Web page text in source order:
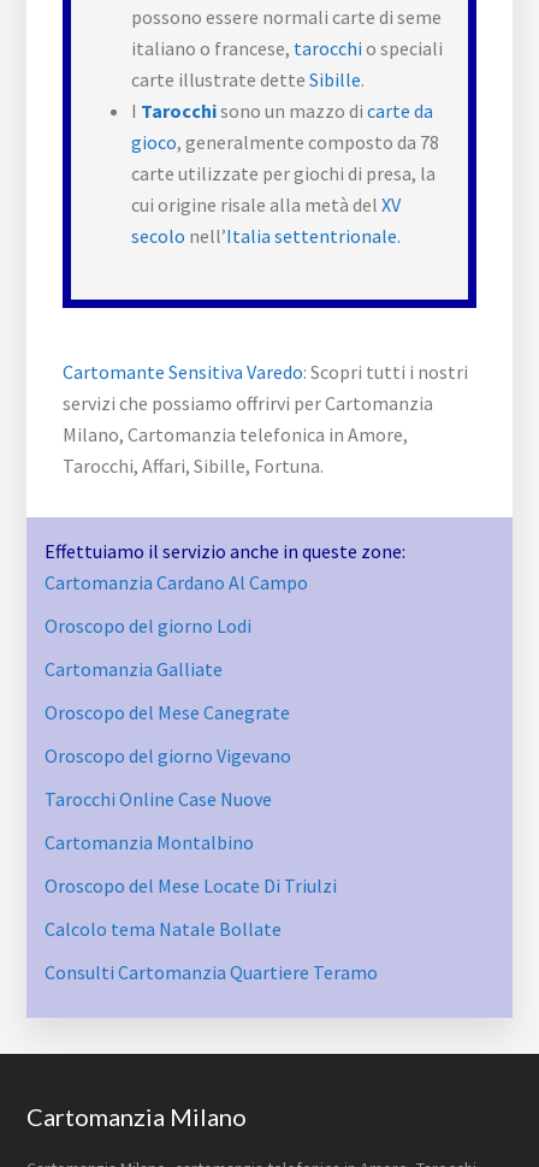
possono essere normali carte di seme
italiano o francese, tarocchi o speciali
carte illustrate detteSibille.
I Tarocchisono un mazzo dicarte da
gioco, generalmente composto da 78
carte utilizzate per giochi di presa, la
cui origine risale alla metà delXV
secolo nell’Italia settentrionale.
Cartomante Sensitiva Varedo: Scopri tutti i nostri
servizi che possiamo offrirvi per Cartomanzia
Milano, Cartomanzia telefonica in Amore,
Tarocchi, Affari, Sibille, Fortuna.
Effettuiamo il servizio anche in queste zone:
Cartomanzia Cardano Al Campo
Oroscopo del giorno Lodi
Cartomanzia Galliate
Oroscopo del Mese Canegrate
Oroscopo del giorno Vigevano
Tarocchi Online Case Nuove
Cartomanzia Montalbino
Oroscopo del Mese Locate Di Triulzi
Calcolo tema Natale Bollate
Consulti Cartomanzia Quartiere Teramo
Footer
Cartomanzia Milano